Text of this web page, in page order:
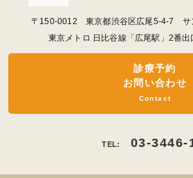
〒150-0012 東京都渋谷区広尾5-4-7 サ
東京メトロ 日比谷線「広尾駅」2番
診療予約
お問い合わせ
Contact
TEL: 03-3446-